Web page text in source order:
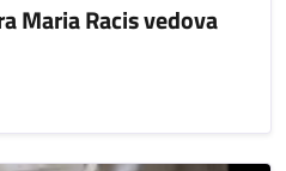
Maria Racis vedova